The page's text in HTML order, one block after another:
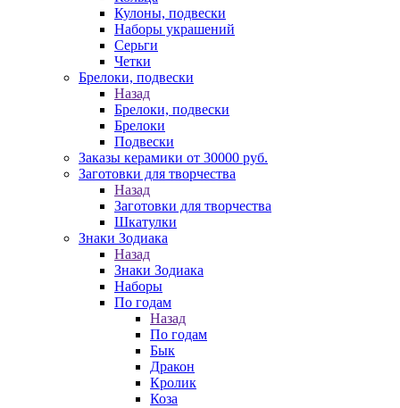
Кулоны, подвески
Наборы украшений
Серьги
Четки
Брелоки, подвески
Назад
Брелоки, подвески
Брелоки
Подвески
Заказы керамики от 30000 руб.
Заготовки для творчества
Назад
Заготовки для творчества
Шкатулки
Знаки Зодиака
Назад
Знаки Зодиака
Наборы
По годам
Назад
По годам
Бык
Дракон
Кролик
Коза